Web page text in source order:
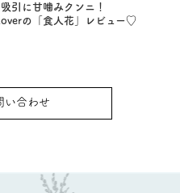
引に甘噛みクンニ！
の「食人花」レビュー♡
い合わせ